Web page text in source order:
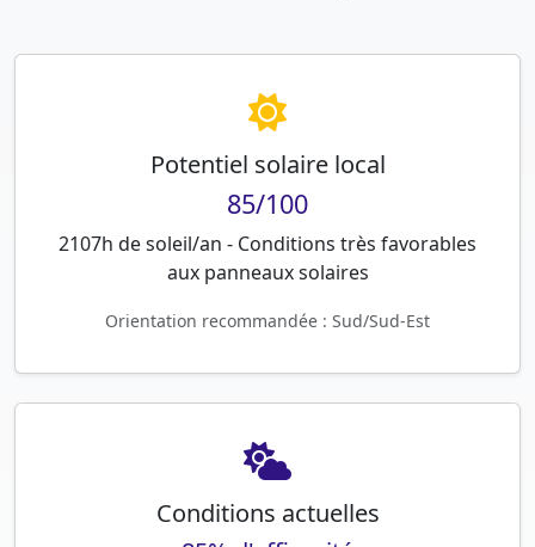
Potentiel solaire local
85/100
2107h de soleil/an - Conditions très favorables
aux panneaux solaires
Orientation recommandée : Sud/Sud-Est
Conditions actuelles